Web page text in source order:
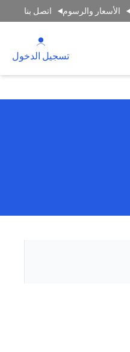
الأسعار والرسوم اتصل بنا
تسجيل الدخول